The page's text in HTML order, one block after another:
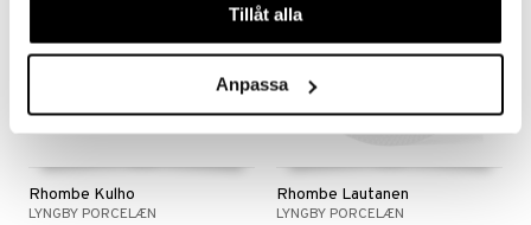
Tillåt alla
Anpassa
Rhombe Kulho
LYNGBY PORCELÆN
Rhombe Lautanen
LYNGBY PORCELÆN